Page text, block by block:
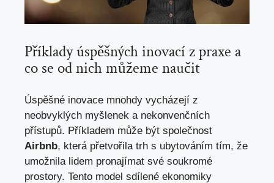
Příklady úspěšných inovací z praxe a
co se od nich můžeme naučit
Úspěšné inovace mnohdy vycházejí z
neobvyklých myšlenek a nekonvenčních
přístupů. Příkladem může být společnost
Airbnb, která přetvořila trh s ubytováním tím, že
umožnila lidem pronajímat své soukromé
prostory. Tento model sdílené ekonomiky